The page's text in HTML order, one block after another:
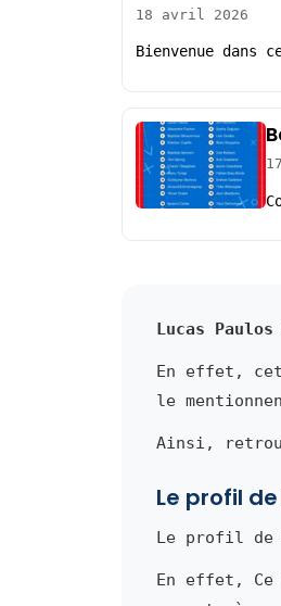
18 avril 2026
Bienvenue dans
Lucas Paulos
En effet,
le
Ainsi,
Le profil
Le profil de
En effet, Ce